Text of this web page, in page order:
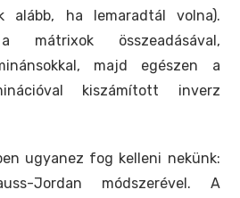
alább, ha lemaradtál volna).
összeadásával,
majd egészen a
kiszámított inverz
ugyanez fog kelleni nekünk:
Jordan módszerével. A